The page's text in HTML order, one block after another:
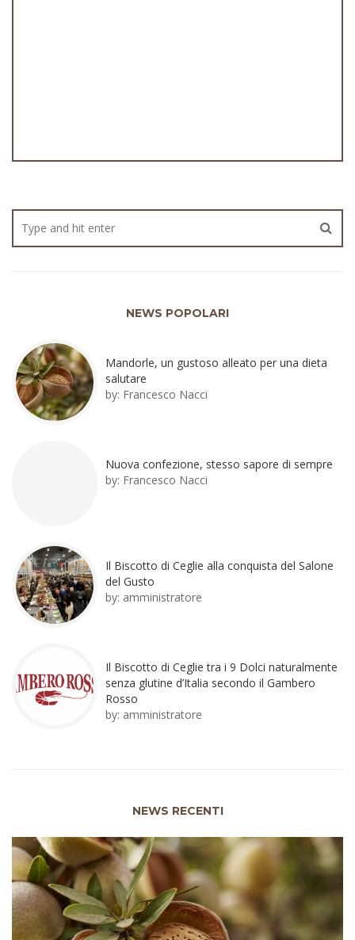
NEWS POPOLARI
Mandorle, un gustoso alleato per una dieta
salutare
by: Francesco Nacci
Nuova confezione, stesso sapore di sempre
by: Francesco Nacci
Il Biscotto di Ceglie alla conquista del Salone
del Gusto
by: amministratore
Il Biscotto di Ceglie tra i 9 Dolci naturalmente
senza glutine d’Italia secondo il Gambero
Rosso
by: amministratore
NEWS RECENTI